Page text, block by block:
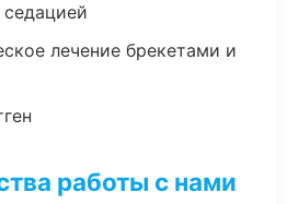
лечение брекетами и
работы с нами